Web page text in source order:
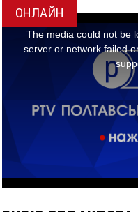
ОНЛАЙН